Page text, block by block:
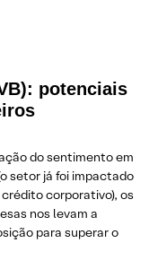
potenciais
do sentimento em
setor já foi impactado
corporativo), os
nos levam a
para superar o